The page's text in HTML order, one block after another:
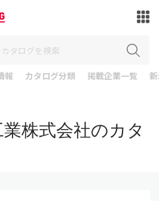
報 カタログ分類 掲載企業一覧
株式会社のカタ